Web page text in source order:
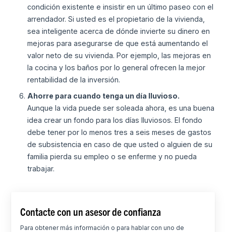
condición existente e insistir en un último paseo con el
arrendador. Si usted es el propietario de la vivienda,
sea inteligente acerca de dónde invierte su dinero en
mejoras para asegurarse de que está aumentando el
valor neto de su vivienda. Por ejemplo, las mejoras en
la cocina y los baños por lo general ofrecen la mejor
rentabilidad de la inversión.
Ahorre para cuando tenga un día lluvioso.
Aunque la vida puede ser soleada ahora, es una buena
idea crear un fondo para los días lluviosos. El fondo
debe tener por lo menos tres a seis meses de gastos
de subsistencia en caso de que usted o alguien de su
familia pierda su empleo o se enferme y no pueda
trabajar.
Contacte con un asesor de confianza
Para obtener más información o para hablar con uno de